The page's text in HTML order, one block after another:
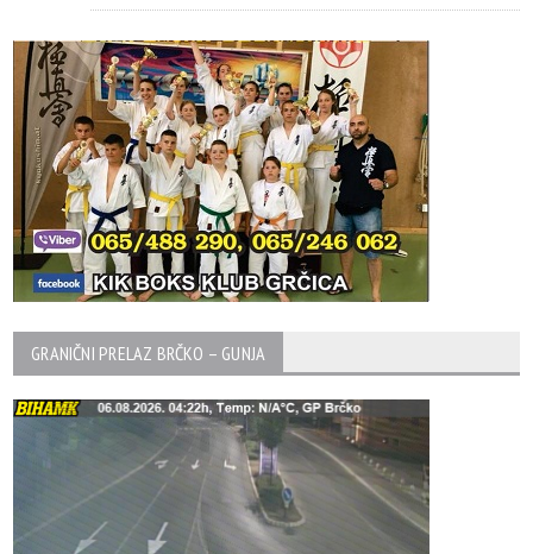
GRANIČNI PRELAZ BRČKO – GUNJA